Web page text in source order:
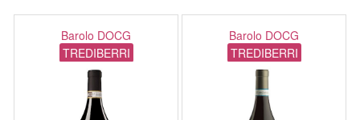
Barolo DOCG
TREDIBERRI
Barolo DOCG
TREDIBERRI